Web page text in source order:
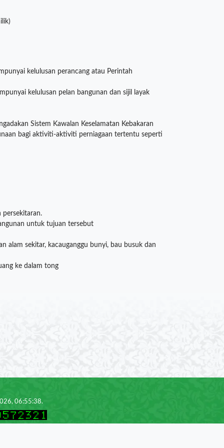
kelulusan perancang atau Perintah
kelulusan pelan bangunan dan sijil layak
Sistem Kawalan Keselamatan Kebakaran
bagi aktiviti-aktiviti perniagaan tertentu seperti
persekitaran.
untuk tujuan tersebut
alam sekitar, kacauganggu bunyi, bau busuk dan
ke dalam tong
06:55:38.